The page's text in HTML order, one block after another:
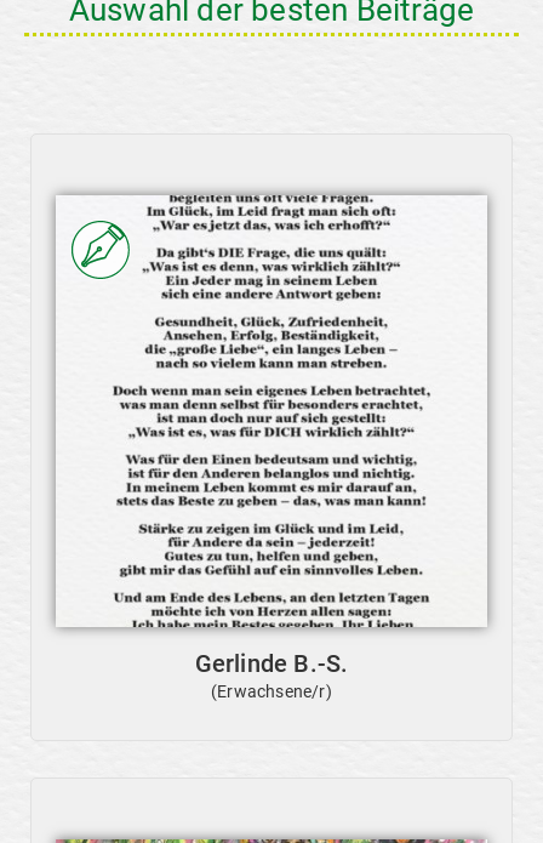
Auswahl der besten Beiträge
Gerlinde B.-S.
(Erwachsene/r)